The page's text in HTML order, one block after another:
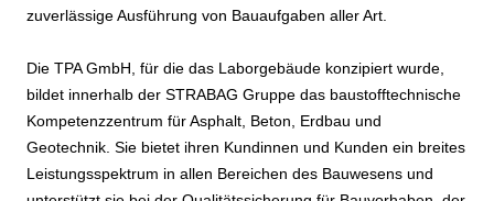
zuverlässige Ausführung von Bauaufgaben aller Art.
Die TPA GmbH, für die das Laborgebäude konzipiert wurde,
bildet innerhalb der STRABAG Gruppe das baustofftechnische
Kompetenzzentrum für Asphalt, Beton, Erdbau und
Geotechnik. Sie bietet ihren Kundinnen und Kunden ein breites
Leistungsspektrum in allen Bereichen des Bauwesens und